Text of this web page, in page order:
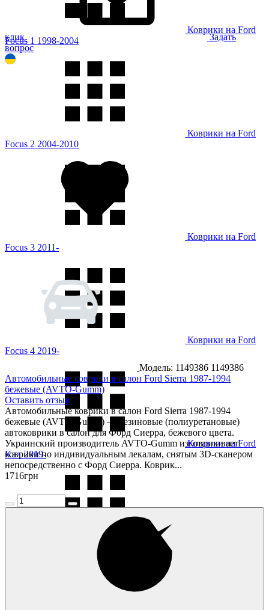
Коврики на Ford
Focus 1 1998-2004
Коврики на Ford
Focus 2 2004-2010
Коврики на Ford
Focus 3 2011-
Коврики на Ford
Focus 4 2019-
Коврики на Ford
Ka+ 2019-
клик
Задать
вопрос
Модель: 1149386 1149386
Автомобильные коврики в салон Ford Sierra 1987-1994
бежевые (AVTO-Gumm)
Оставить отзыв
Автомобильные коврики в салон Ford Sierra 1987-1994
бежевые (AVTO-Gumm) — резиновые (полиуретановые)
автоковрики в салон для Форд Сиерра, бежевого цвета.
Украинский производитель AVTO-Gumm изготавливает
коврики по индивидуальным лекалам, снятым 3D-сканером
непосредственно с Форд Сиерра. Коврик...
1716грн